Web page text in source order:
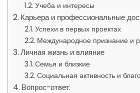
Учеба и интересы
Карьера и профессиональные
Успехи в первых проектах
Международное признание и
Личная жизнь и влияние
Семья и близкие
Социальная активность и
Вопрос-ответ: